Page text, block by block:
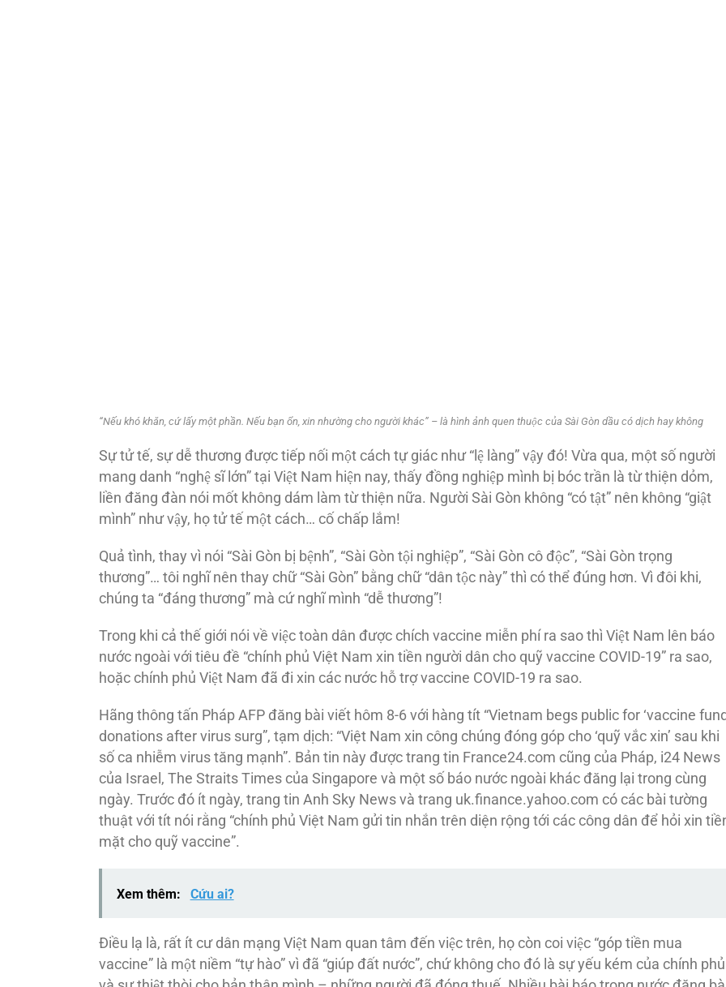
“Nếu khó khăn, cứ lấy một phần. Nếu bạn ổn, xin nhường cho người khác” – là hình ảnh quen thuộc của Sài Gòn dầu có dịch hay không
Sự tử tế, sự dễ thương được tiếp nối một cách tự giác như “lệ làng” vậy đó! Vừa qua, một số người
mang danh “nghệ sĩ lớn” tại Việt Nam hiện nay, thấy đồng nghiệp mình bị bóc trần là từ thiện dỏm,
liền đăng đàn nói mốt không dám làm từ thiện nữa. Người Sài Gòn không “có tật” nên không “giật
mình” như vậy, họ tử tế một cách… cố chấp lắm!
Quả tình, thay vì nói “Sài Gòn bị bệnh”, “Sài Gòn tội nghiệp”, “Sài Gòn cô độc”, “Sài Gòn trọng
thương”… tôi nghĩ nên thay chữ “Sài Gòn” bằng chữ “dân tộc này” thì có thể đúng hơn. Vì đôi khi,
chúng ta “đáng thương” mà cứ nghĩ mình “dễ thương”!
Trong khi cả thế giới nói về việc toàn dân được chích vaccine miễn phí ra sao thì Việt Nam lên báo
nước ngoài với tiêu đề “chính phủ Việt Nam xin tiền người dân cho quỹ vaccine COVID-19” ra sao,
hoặc chính phủ Việt Nam đã đi xin các nước hỗ trợ vaccine COVID-19 ra sao.
Hãng thông tấn Pháp AFP đăng bài viết hôm 8-6 với hàng tít “Vietnam begs public for ‘vaccine
donations after virus surg”, tạm dịch: “Việt Nam xin công chúng đóng góp cho ‘quỹ vắc xin’ sau khi
số ca nhiễm virus tăng mạnh”. Bản tin này được trang tin France24.com cũng của Pháp, i24 News
của Israel, The Straits Times của Singapore và một số báo nước ngoài khác đăng lại trong cùng
ngày. Trước đó ít ngày, trang tin Anh Sky News và trang uk.finance.yahoo.com có các bài tường
thuật với tít nói rằng “chính phủ Việt Nam gửi tin nhắn trên diện rộng tới các công dân để hỏi xin
mặt cho quỹ vaccine”.
Xem thêm: Cứu ai?
Ðiều lạ là, rất ít cư dân mạng Việt Nam quan tâm đến việc trên, họ còn coi việc “góp tiền mua
vaccine” là một niềm “tự hào” vì đã “giúp đất nước”, chứ không cho đó là sự yếu kém của chính phủ